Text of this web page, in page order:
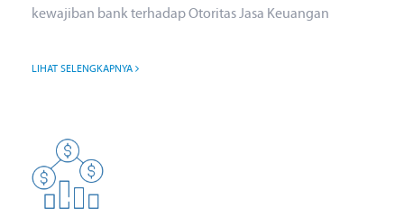
kewajiban bank terhadap Otoritas Jasa Keuangan
LIHAT SELENGKAPNYA